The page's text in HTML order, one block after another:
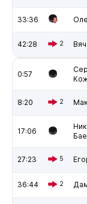
33:36
42:28 2
0:57
8:20 2
17:06
27:23 5
36:44 2